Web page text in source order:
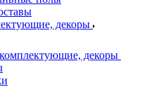
декоры
декоры